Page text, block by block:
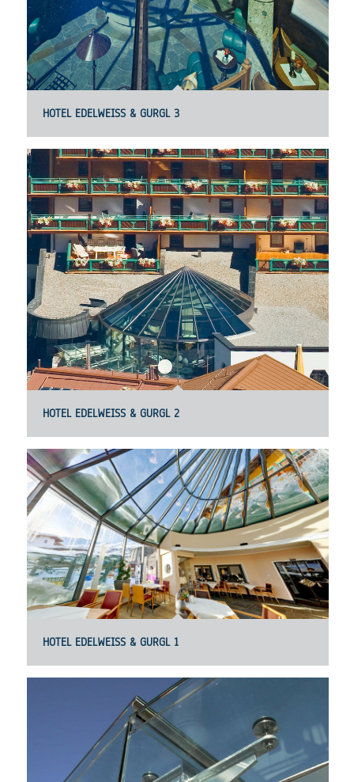
HOTEL EDELWEISS & GURGL 3
HOTEL EDELWEISS & GURGL 2
HOTEL EDELWEISS & GURGL 1